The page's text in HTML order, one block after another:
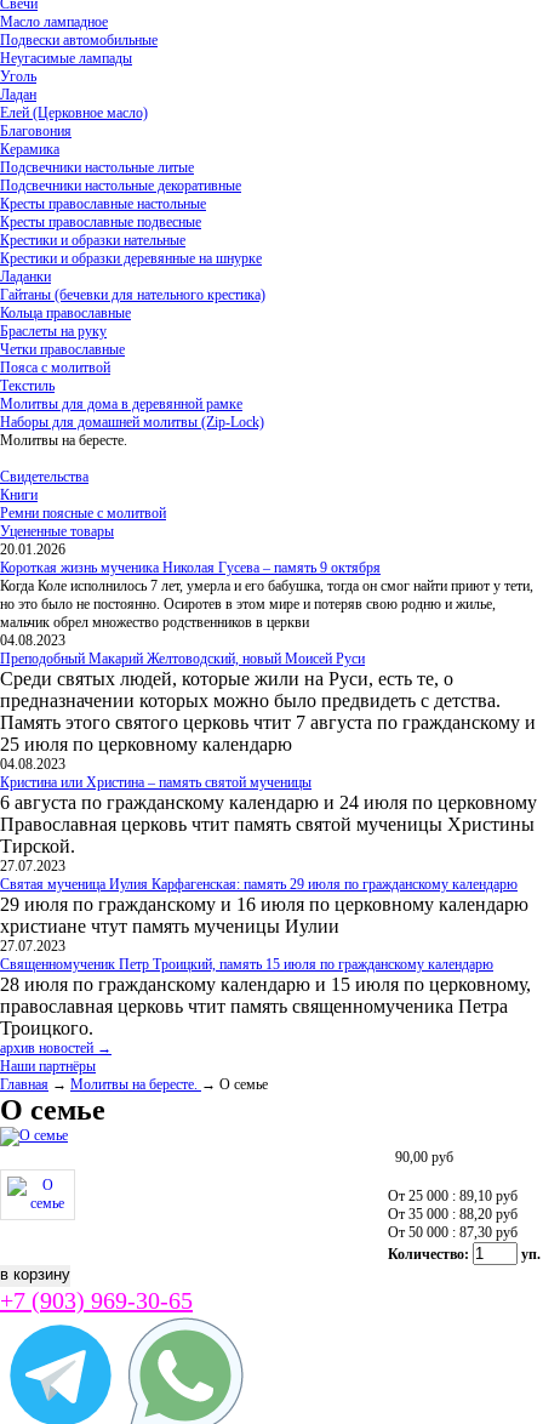
Свечи
Масло лампадное
Подвески автомобильные
Неугасимые лампады
Уголь
Ладан
Елей (Церковное масло)
Благовония
Керамика
Подсвечники настольные литые
Подсвечники настольные декоративные
Кресты православные настольные
Кресты православные подвесные
Крестики и образки нательные
Крестики и образки деревянные на шнурке
Ладанки
Гайтаны (бечевки для нательного крестика)
Кольца православные
Браслеты на руку
Четки православные
Пояса с молитвой
Текстиль
Молитвы для дома в деревянной рамке
Наборы для домашней молитвы (Zip-Lock)
Молитвы на бересте.
Свидетельства
Книги
Ремни поясные с молитвой
Уцененные товары
20.01.2026
Короткая жизнь мученика Николая Гусева – память 9 октября
Когда Коле исполнилось 7 лет, умерла и его бабушка, тогда он смог найти приют у тети,
но это было не постоянно. Осиротев в этом мире и потеряв свою родню и жилье,
мальчик обрел множество родственников в церкви
04.08.2023
Преподобный Макарий Желтоводский, новый Моисей Руси
Среди святых людей, которые жили на Руси, есть те, о
предназначении которых можно было предвидеть с детства.
Память этого святого церковь чтит 7 августа по гражданскому и
25 июля по церковному календарю
04.08.2023
Кристина или Христина – память святой мученицы
6 августа по гражданскому календарю и 24 июля по церковному
Православная церковь чтит память святой мученицы Христины
Тирской.
27.07.2023
Святая мученица Иулия Карфагенская: память 29 июля по гражданскому календарю
29 июля по гражданскому и 16 июля по церковному календарю
христиане чтут память мученицы Иулии
27.07.2023
Священномученик Петр Троицкий, память 15 июля по гражданскому календарю
28 июля по гражданскому календарю и 15 июля по церковному,
православная церковь чтит память священномученика Петра
Троицкого.
архив новостей →
Наши партнёры
Главная → Молитвы на бересте. → О семье
О семье
90,00 руб
От 25 000 : 89,10 руб
От 35 000 : 88,20 руб
От 50 000 : 87,30 руб
Количество:
уп.
+7 (903) 969-30-65